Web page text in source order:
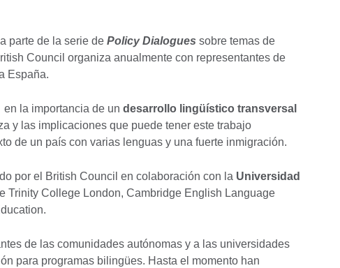
parte de la serie de Policy Dialogues sobre temas de
Council organiza anualmente con representantes de
España.
la importancia de un desarrollo lingüístico transversal
y las implicaciones que puede tener este trabajo
de un país con varias lenguas y una fuerte inmigración.
por el British Council en colaboración con la Universidad
Trinity College London, Cambridge English Language
de las comunidades autónomas y a las universidades
para programas bilingües. Hasta el momento han